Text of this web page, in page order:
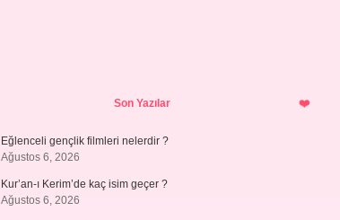
SidebarSon Yazılar
Eğlenceli gençlik filmleri nelerdir ?
Ağustos 6, 2026
Kur’an-ı Kerim’de kaç isim geçer ?
Ağustos 6, 2026